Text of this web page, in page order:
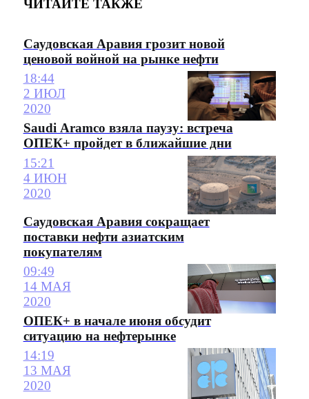
ЧИТАЙТЕ ТАКЖЕ
Саудовская Аравия грозит новой
ценовой войной на рынке нефти
18:44
2 ИЮЛ
2020
Saudi Aramco взяла паузу: встреча
ОПЕК+ пройдет в ближайшие дни
15:21
4 ИЮН
2020
Саудовская Аравия сокращает
поставки нефти азиатским
покупателям
09:49
14 МАЯ
2020
ОПЕК+ в начале июня обсудит
ситуацию на нефтерынке
14:19
13 МАЯ
2020